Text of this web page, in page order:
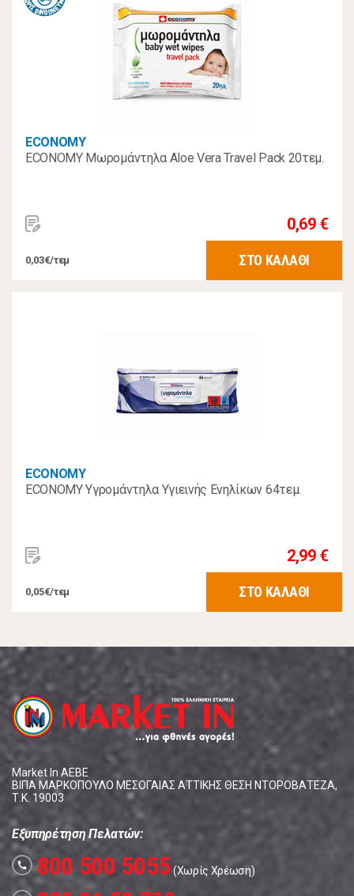
ECONOMY
ECONOMY Μωρομάντηλα Aloe Vera Travel Pack 20τεμ.
0,69 €
0,03€/τεμ ΣΤΟ ΚΑΛΑΘΙ
ECONOMY
ECONOMY Υγρομάντηλα Υγιεινής Ενηλίκων 64τεμ.
2,99 €
0,05€/τεμ ΣΤΟ ΚΑΛΑΘΙ
Market In ΑΕΒΕ
ΒΙΠΑ ΜΑΡΚΟΠΟΥΛΟ ΜΕΣΟΓΑΙΑΣ ΑΤΤΙΚΗΣ ΘΕΣΗ ΝΤΟΡΟΒΑΤΕΖΑ,
Τ.Κ. 19003
Εξυπηρέτηση Πελατών:
call 800 500 5055(Χωρίς Χρέωση)